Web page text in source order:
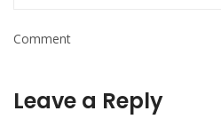
Comment
Leave a Reply